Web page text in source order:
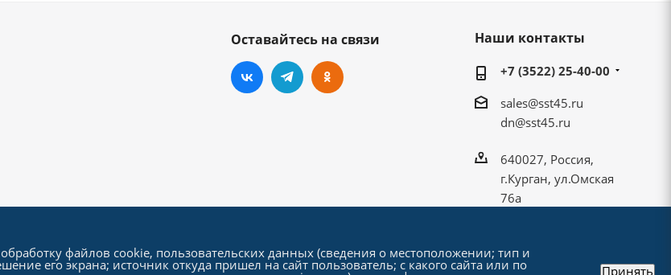
Оставайтесь на связи Наши контакты
+7 (3522) 25-40-00
sales@sst45.ru
dn@sst45.ru
640027, Россия,
г.Курган, ул.Омская
76а
файлов cookie, пользовательских данных (сведения о местоположении; тип и
его экрана; источник откуда пришел на сайт пользователь; с какого сайта или по Принять